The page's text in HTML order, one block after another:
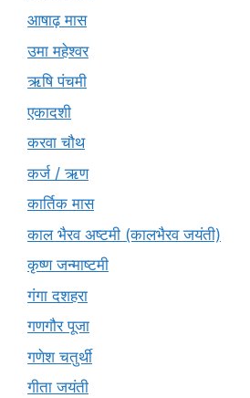
आषाढ़ मास
उमा महेश्वर
ऋषि पंचमी
एकादशी
करवा चौथ
कर्ज / ऋण
कार्तिक मास
काल भैरव अष्टमी (कालभैरव जयंती)
कृष्ण जन्माष्टमी
गंगा दशहरा
गणगौर पूजा
गणेश चतुर्थी
गीता जयंती